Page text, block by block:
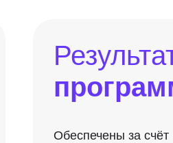
Обеспечены за счёт